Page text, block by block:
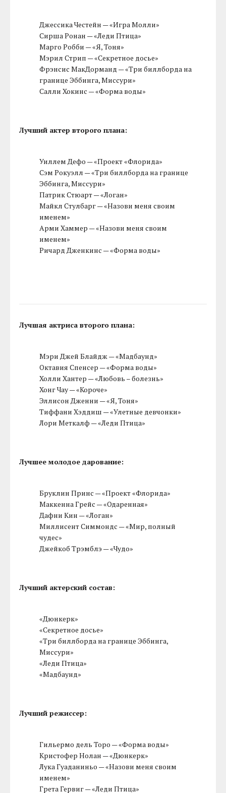
Джессика Честейн — «Игра Молли»
Сирша Ронан — «Леди Птица»
Марго Робби — «Я, Тоня»
Мэрил Стрип — «Секретное досье»
Фрэнсис МакДорманд — «Три биллборда на
границе Эббинга, Миссури»
Салли Хокинс — «Форма воды»
Лучший актер второго плана:
Уиллем Дефо — «Проект «Флорида»
Сэм Рокуэлл — «Три биллборда на границе
Эббинга, Миссури»
Патрик Стюарт — «Логан»
Майкл Стулбарг — «Назови меня своим
именем»
Арми Хаммер — «Назови меня своим
именем»
Ричард Дженкинс — «Форма воды»
Лучшая актриса второго плана:
Мэри Джей Блайдж — «Мадбаунд»
Октавия Спенсер — «Форма воды»
Холли Хантер — «Любовь – болезнь»
Хонг Чау — «Короче»
Эллисон Дженни — «Я, Тоня»
Тиффани Хэддиш — «Улетные девчонки»
Лори Меткалф — «Леди Птица»
Лучшее молодое дарование:
Бруклин Принс — «Проект «Флорида»
Маккенна Грейс — «Одаренная»
Дафни Кин — «Логан»
Миллисент Симмондс — «Мир, полный
чудес»
Джейкоб Трэмблэ — «Чудо»
Лучший актерский состав:
«Дюнкерк»
«Секретное досье»
«Три биллборда на границе Эббинга,
Миссури»
«Леди Птица»
«Мадбаунд»
Лучший режиссер:
Гильермо дель Торо — «Форма воды»
Кристофер Нолан — «Дюнкерк»
Лука Гуаданиньо — «Назови меня своим
именем»
Грета Гервиг — «Леди Птица»